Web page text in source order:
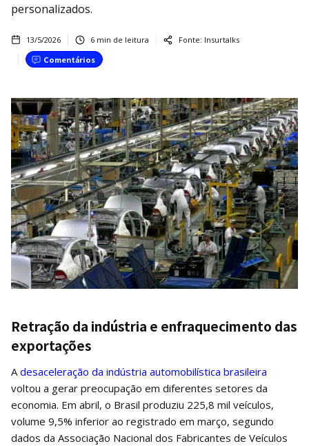
personalizados.
13/5/2026 6 min de leitura Fonte: Insurtalks
Comentários
Retração da indústria e enfraquecimento das
exportações
A desaceleração da indústria automobilística brasileira
voltou a gerar preocupação em diferentes setores da
economia. Em abril, o Brasil produziu 225,8 mil veículos,
volume 9,5% inferior ao registrado em março, segundo
dados da Associação Nacional dos Fabricantes de Veículos